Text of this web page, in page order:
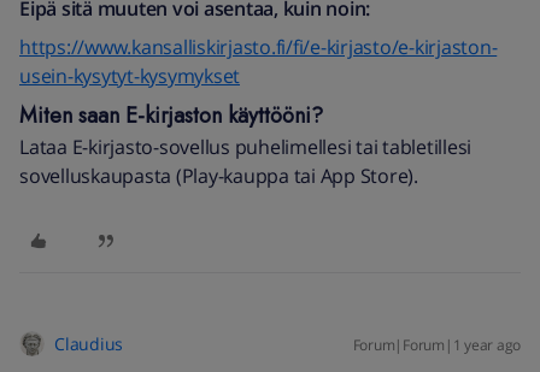
Eipä sitä muuten voi asentaa, kuin noin:
https://www.kansalliskirjasto.fi/fi/e-kirjasto/e-kirjaston-
usein-kysytyt-kysymykset
Miten saan E-kirjaston käyttööni?
Lataa E-kirjasto-sovellus puhelimellesi tai tabletillesi
sovelluskaupasta (Play-kauppa tai App Store).
Claudius Forum|Forum|1 year ago